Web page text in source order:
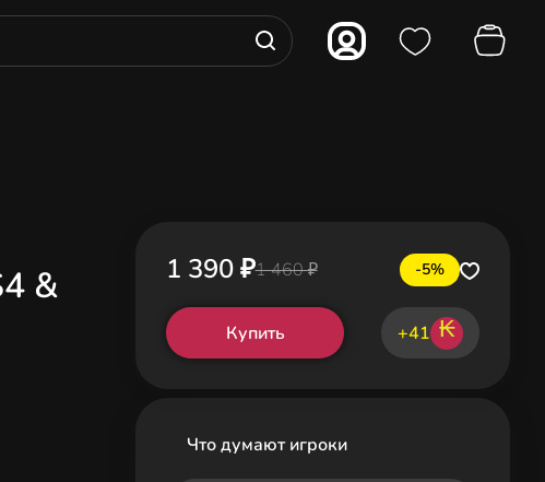
&
1 390 ₽1 460 ₽ -5%
Купить +41 ₭
Что думают игроки